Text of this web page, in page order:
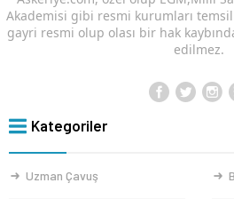
Akademisi gibi resmi kurumları
gayri resmi olup olası bir hak
edilmez.
Kategoriler
Uzman Çavuş